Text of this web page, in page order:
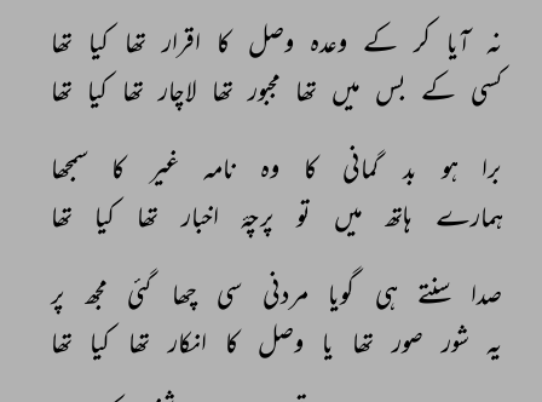
نہ آیا کر کے وعدہ وصل کا اقرار تھا کیا تھا
کسی کے بس میں تھا مجبور تھا لاچار تھا کیا تھا
برا
ہو بد گمانی کا وہ نامہ غیر کا
سمجھا
ہمارے
ہاتھ میں تو پرچۂ اخبار تھا کیا
تھا
صدا سنتے ہی گویا مردنی سی چھا گئی مجھ پر
یہ شور صور تھا یا وصل کا انکار تھا کیا تھا